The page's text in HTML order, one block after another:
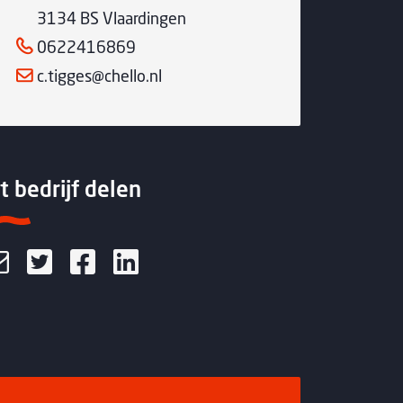
3134 BS Vlaardingen
0622416869
c.tigges@chello.nl
bedrijf delen